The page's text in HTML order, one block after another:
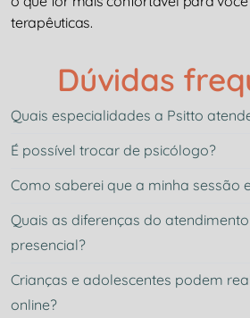
terapêuticas.
Dúvidas
Quais especialidades a Psitto
É possível trocar de psicólogo?
Como saberei que a minha sessão
Quais as diferenças do
presencial?
Crianças e adolescentes podem
online?